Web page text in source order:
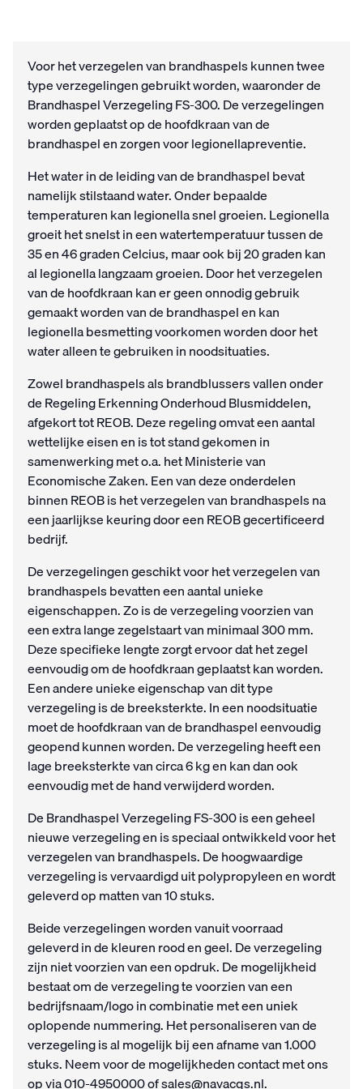
Voor het verzegelen van brandhaspels kunnen twee
type verzegelingen gebruikt worden, waaronder de
Brandhaspel Verzegeling FS-300. De verzegelingen
worden geplaatst op de hoofdkraan van de
brandhaspel en zorgen voor legionellapreventie.
Het water in de leiding van de brandhaspel bevat
namelijk stilstaand water. Onder bepaalde
temperaturen kan legionella snel groeien. Legionella
groeit het snelst in een watertemperatuur tussen de
35 en 46 graden Celcius, maar ook bij 20 graden kan
al legionella langzaam groeien. Door het verzegelen
van de hoofdkraan kan er geen onnodig gebruik
gemaakt worden van de brandhaspel en kan
legionella besmetting voorkomen worden door het
water alleen te gebruiken in noodsituaties.
Zowel brandhaspels als brandblussers vallen onder
de Regeling Erkenning Onderhoud Blusmiddelen,
afgekort tot REOB. Deze regeling omvat een aantal
wettelijke eisen en is tot stand gekomen in
samenwerking met o.a. het Ministerie van
Economische Zaken. Een van deze onderdelen
binnen REOB is het verzegelen van brandhaspels na
een jaarlijkse keuring door een REOB gecertificeerd
bedrijf.
De verzegelingen geschikt voor het verzegelen van
brandhaspels bevatten een aantal unieke
eigenschappen. Zo is de verzegeling voorzien van
een extra lange zegelstaart van minimaal 300 mm.
Deze specifieke lengte zorgt ervoor dat het zegel
eenvoudig om de hoofdkraan geplaatst kan worden.
Een andere unieke eigenschap van dit type
verzegeling is de breeksterkte. In een noodsituatie
moet de hoofdkraan van de brandhaspel eenvoudig
geopend kunnen worden. De verzegeling heeft een
lage breeksterkte van circa 6 kg en kan dan ook
eenvoudig met de hand verwijderd worden.
De Brandhaspel Verzegeling FS-300 is een geheel
nieuwe verzegeling en is speciaal ontwikkeld voor het
verzegelen van brandhaspels. De hoogwaardige
verzegeling is vervaardigd uit polypropyleen en wordt
geleverd op matten van 10 stuks.
Beide verzegelingen worden vanuit voorraad
geleverd in de kleuren rood en geel. De verzegeling
zijn niet voorzien van een opdruk. De mogelijkheid
bestaat om de verzegeling te voorzien van een
bedrijfsnaam/logo in combinatie met een uniek
oplopende nummering. Het personaliseren van de
verzegeling is al mogelijk bij een afname van 1.000
stuks. Neem voor de mogelijkheden contact met ons
op via 010-4950000 of sales@navacqs.nl.